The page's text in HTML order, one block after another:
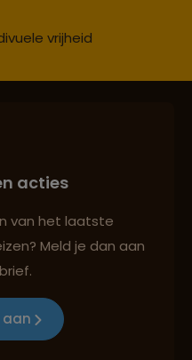
vrijheid
reisadvies
cultuur en milieu
acties
van het laatste
Meld je dan aan
aan